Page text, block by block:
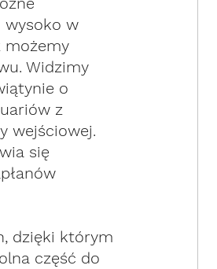
wysoko w
możemy
Widzimy
o
z
wejściowej.
się
dzięki którym
część do